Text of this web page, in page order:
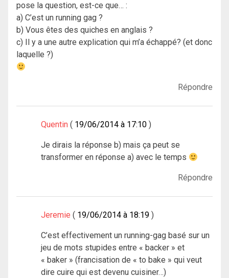
pose la question, est-ce que… :
a) C’est un running gag ?
b) Vous êtes des quiches en anglais ?
c) Il y a une autre explication qui m’a échappé? (et donc
laquelle ?)
Répondre
Quentin 19/06/2014 à 17:10
Je dirais la réponse b) mais ça peut se
transformer en réponse a) avec le temps
Répondre
Jeremie 19/06/2014 à 18:19
C’est effectivement un running-gag basé sur un
jeu de mots stupides entre « backer » et
« baker » (francisation de « to bake » qui veut
dire cuire qui est devenu cuisiner…)